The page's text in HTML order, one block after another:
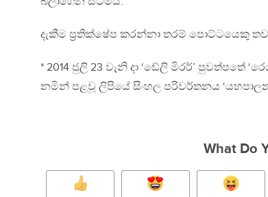
දැකීම ප‍්‍රතික්ෂේප කරන්නා තරම් පොට්ටයෙකු
* 2014 ජුලි 23 වැනි දා ‘ඬේලි මිරර්’ පුවත්පතේ
නමින් පළවූ ලිපියේ සිංහල පරිවර්තනය
What Do